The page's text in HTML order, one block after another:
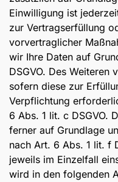
Einwilligung ist
zur Vertragserfüllung
vorvertraglicher
wir Ihre Daten auf
DSGVO. Des Weiteren
sofern diese zur
Verpflichtung
6 Abs. 1 lit. c DSGVO.
ferner auf Grundlage
nach Art. 6 Abs. 1 lit. f
jeweils im Einzelfall
wird in den folgenden